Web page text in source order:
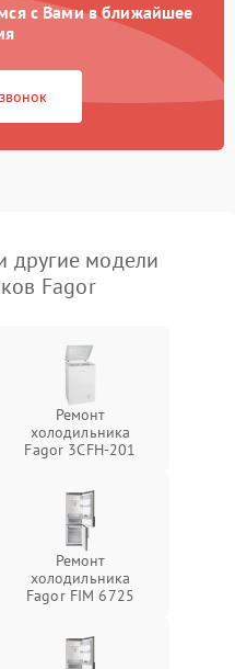
с Вами в ближайшее
модели
Fagor
Ремонт
холодильника
Fagor 3CFH-201
Ремонт
холодильника
Fagor FIM 6725